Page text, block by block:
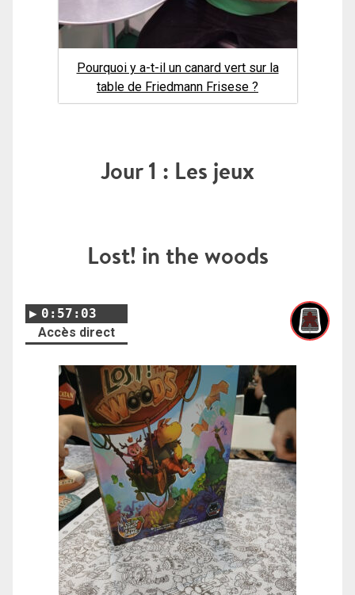
Pourquoi y a-t-il un canard vert sur la
table de Friedmann Frisese ?
Jour 1 : Les jeux
Lost! in the woods
0:57:03
Accès direct